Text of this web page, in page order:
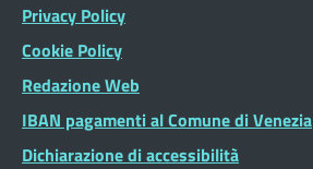
Privacy Policy
Cookie Policy
Redazione Web
IBAN pagamenti al Comune di Venezia
Dichiarazione di accessibilità